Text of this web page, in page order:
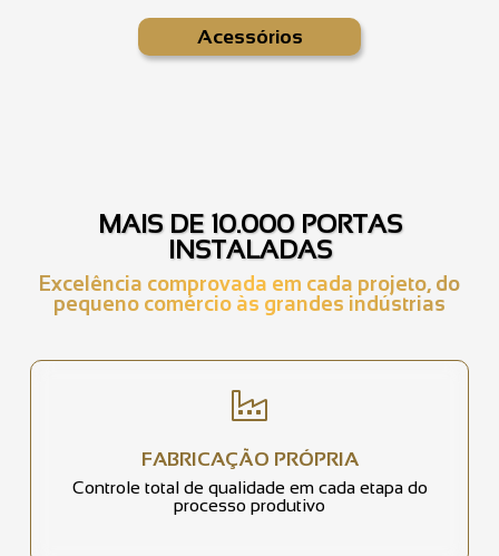
Acessórios
MAIS DE 10.000 PORTAS
INSTALADAS
Excelência comprovada em cada projeto, do
pequeno comércio às grandes indústrias
FABRICAÇÃO PRÓPRIA
Controle total de qualidade em cada etapa do
processo produtivo